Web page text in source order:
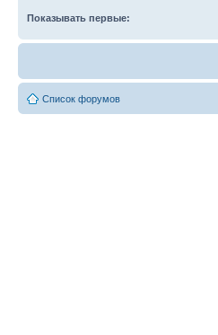
Показывать первые:
Список форумов